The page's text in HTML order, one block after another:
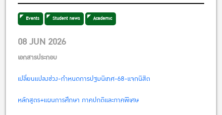
Events Student news Academic
08 JUN 2026
เอกสารประกอบ
เปลี่ยนแปลงช่วง-กำหนดการปฐมนิเทศ-68-แจกนิสิต
หลักสูตร+แผนการศึกษา ภาคปกติและภาคพิเศษ